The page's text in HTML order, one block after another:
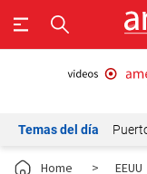
Temas del día
Home > EEUU